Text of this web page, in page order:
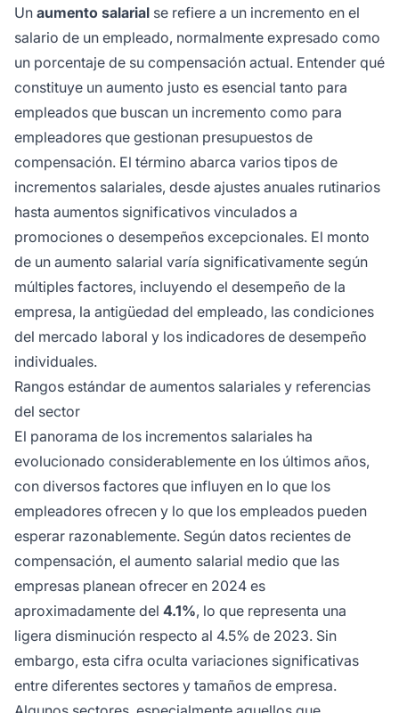
Un aumento salarial se refiere a un incremento en el
salario de un empleado, normalmente expresado como
un porcentaje de su compensación actual. Entender qué
constituye un aumento justo es esencial tanto para
empleados que buscan un incremento como para
empleadores que gestionan presupuestos de
compensación. El término abarca varios tipos de
incrementos salariales, desde ajustes anuales rutinarios
hasta aumentos significativos vinculados a
promociones o desempeños excepcionales. El monto
de un aumento salarial varía significativamente según
múltiples factores, incluyendo el desempeño de la
empresa, la antigüedad del empleado, las condiciones
del mercado laboral y los indicadores de desempeño
individuales.
Rangos estándar de aumentos salariales y referencias
del sector
El panorama de los incrementos salariales ha
evolucionado considerablemente en los últimos años,
con diversos factores que influyen en lo que los
empleadores ofrecen y lo que los empleados pueden
esperar razonablemente. Según datos recientes de
compensación, el aumento salarial medio que las
empresas planean ofrecer en 2024 es
aproximadamente del 4.1%, lo que representa una
ligera disminución respecto al 4.5% de 2023. Sin
embargo, esta cifra oculta variaciones significativas
entre diferentes sectores y tamaños de empresa.